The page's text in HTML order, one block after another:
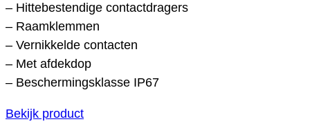
– Hittebestendige contactdragers
– Raamklemmen
– Vernikkelde contacten
– Met afdekdop
– Beschermingsklasse IP67
Bekijk product